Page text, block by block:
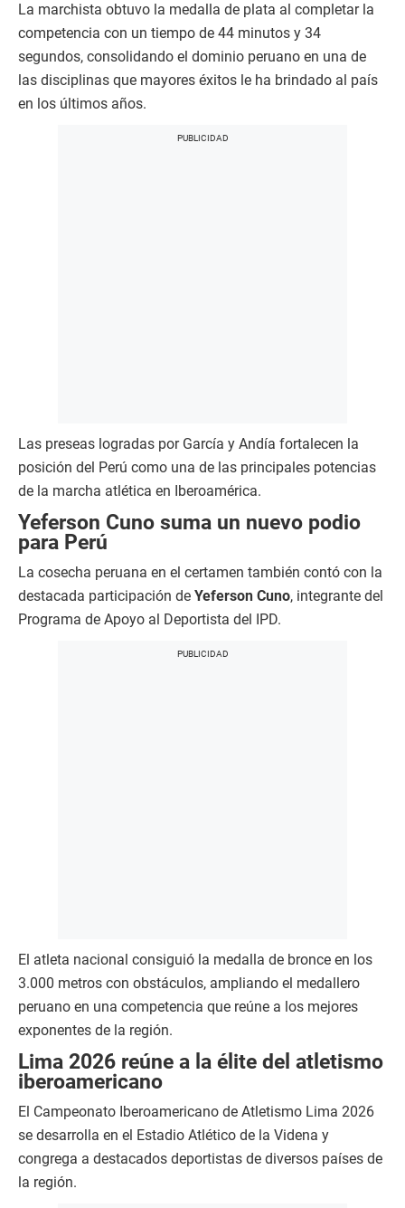
La marchista obtuvo la medalla de plata al completar la
competencia con un tiempo de 44 minutos y 34
segundos, consolidando el dominio peruano en una de
las disciplinas que mayores éxitos le ha brindado al país
en los últimos años.
Las preseas logradas por García y Andía fortalecen la
posición del Perú como una de las principales potencias
de la marcha atlética en Iberoamérica.
Yeferson Cuno suma un nuevo podio
para Perú
La cosecha peruana en el certamen también contó con la
destacada participación de Yeferson Cuno, integrante del
Programa de Apoyo al Deportista del IPD.
El atleta nacional consiguió la medalla de bronce en los
3.000 metros con obstáculos, ampliando el medallero
peruano en una competencia que reúne a los mejores
exponentes de la región.
Lima 2026 reúne a la élite del atletismo
iberoamericano
El Campeonato Iberoamericano de Atletismo Lima 2026
se desarrolla en el Estadio Atlético de la Videna y
congrega a destacados deportistas de diversos países de
la región.